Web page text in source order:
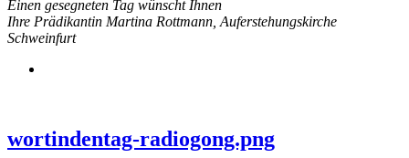
Einen gesegneten Tag wünscht Ihnen
Ihre Prädikantin Martina Rottmann, Auferstehungskirche
Schweinfurt
wortindentag-radiogong.png